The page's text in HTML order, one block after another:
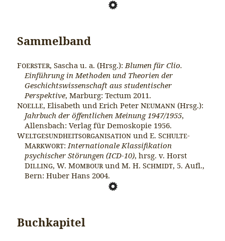
Sammelband
Foerster, Sascha u. a. (Hrsg.):Blumen für Clio.
Einführung in Methoden und Theorien der
Geschichtswissenschaft aus studentischer
Perspektive, Marburg: Tectum 2011.
Noelle, Elisabeth und Erich PeterNeumann (Hrsg.):
Jahrbuch der öffentlichen Meinung 1947/1955,
Allensbach: Verlag für Demoskopie 1956.
Weltgesundheitsorganisation und E.Schulte-
Markwort:Internationale Klassifikation
psychischer Störungen (ICD-10), hrsg. v. Horst
Dilling, W.Mombourund M. H.Schmidt, 5. Aufl.,
Bern: Huber Hans 2004.
Buchkapitel